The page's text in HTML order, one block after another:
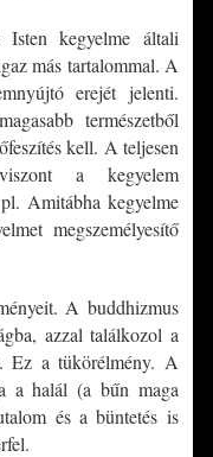
kegyelme általi
más tartalommal. A
erejét jelenti.
természetből
kell. A teljesen
a kegyelem
Amitábha kegyelme
megszemélyesítő
A buddhizmus
azzal találkozol a
Ez a tükörélmény. A
a halál (a bűn maga
és a büntetés is